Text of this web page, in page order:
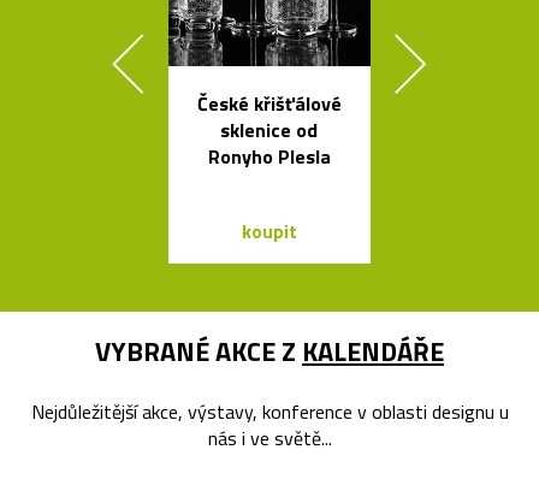
České křišťálové
sklenice od
Ronyho Plesla
koupit
VYBRANÉ AKCE Z KALENDÁŘE
Nejdůležitější akce, výstavy, konference v oblasti designu u
nás i ve světě...